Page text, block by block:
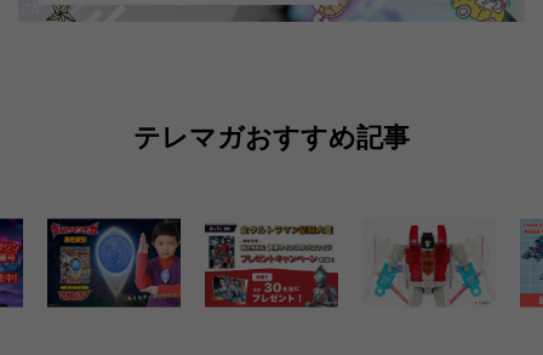
テレマガおすすめ記事